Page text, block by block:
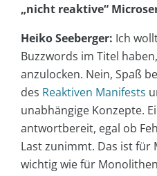
„nicht reaktive“
Heiko Seeberger: Ich
Buzzwords im Titel
anzulocken. Nein, Spaß
des Reaktiven Manifests
unabhängige Konzepte.
antwortbereit, egal ob
Last zunimmt. Das ist für
wichtig wie für